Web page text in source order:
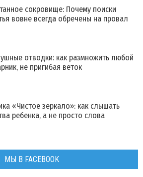
сокровище: Почему поиски
вовне всегда обречены на провал
отводки: как размножить любой
не пригибая веток
«Чистое зеркало»: как слышать
ребенка, а не просто слова
МЫ В FACEBOOK